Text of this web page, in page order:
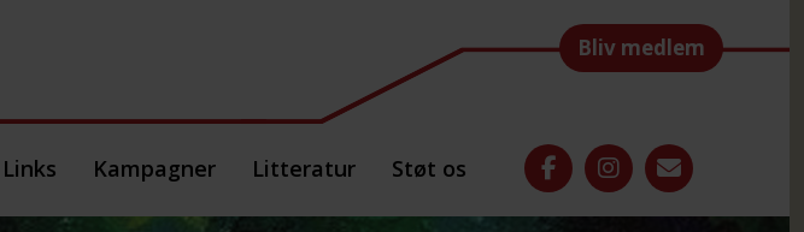
Bliv medlem
Links Kampagner Litteratur Støt os